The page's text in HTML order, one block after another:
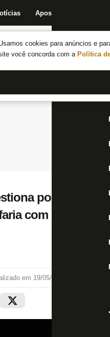
cookies para anúncios e
você concorda com a Política
Apostas
postura do
com Danilo?
em 19/05/26 às 09:49